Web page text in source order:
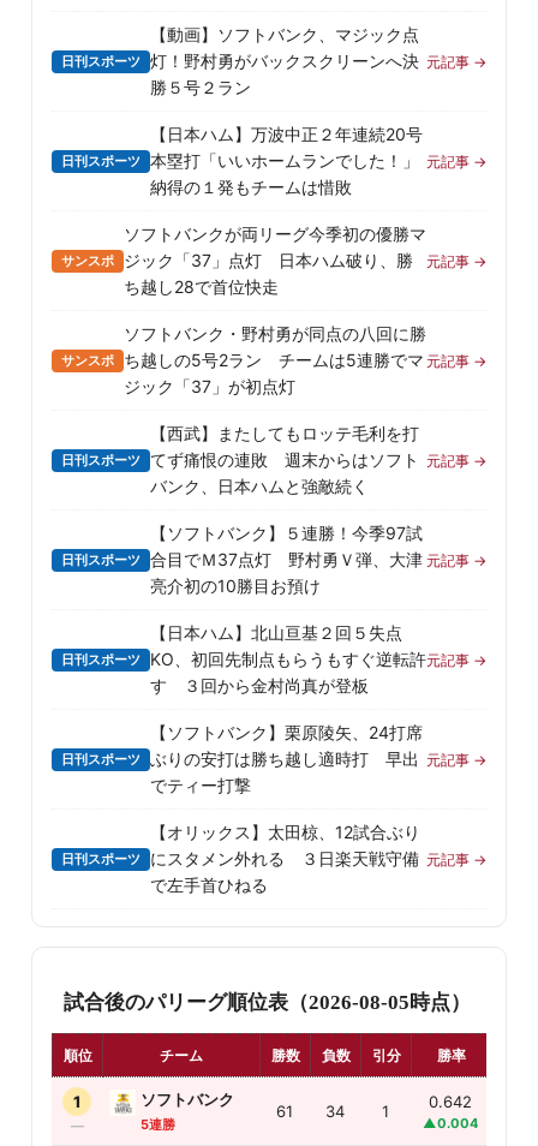
日刊スポーツ
【動画】ソフトバンク、マジック点
灯！野村勇がバックスクリーンへ決
勝５号２ラン
元記事 →
日刊スポーツ
【日本ハム】万波中正２年連続20号
本塁打「いいホームランでした！」
納得の１発もチームは惜敗
元記事 →
サンスポ
ソフトバンクが両リーグ今季初の優勝マ
ジック「37」点灯 日本ハム破り、勝
ち越し28で首位快走
元記事 →
サンスポ
ソフトバンク・野村勇が同点の八回に勝
ち越しの5号2ラン チームは5連勝でマ
ジック「37」が初点灯
元記事 →
日刊スポーツ
【西武】またしてもロッテ毛利を打
てず痛恨の連敗 週末からはソフト
バンク、日本ハムと強敵続く
元記事 →
日刊スポーツ
【ソフトバンク】５連勝！今季97試
合目でＭ37点灯 野村勇Ｖ弾、大津
亮介初の10勝目お預け
元記事 →
日刊スポーツ
【日本ハム】北山亘基２回５失点
KO、初回先制点もらうもすぐ逆転許
す ３回から金村尚真が登板
元記事 →
日刊スポーツ
【ソフトバンク】栗原陵矢、24打席
ぶりの安打は勝ち越し適時打 早出
でティー打撃
元記事 →
日刊スポーツ
【オリックス】太田椋、12試合ぶり
にスタメン外れる ３日楽天戦守備
で左手首ひねる
元記事 →
試合後のパリーグ順位表（2026-08-05時点）
順位 チーム 勝数 負数 引分 勝率
1
—
ソフトバンク
5連勝
61 34 1 0.642
▲0.004